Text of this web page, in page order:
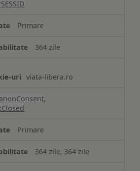
Primare
364 zile
viata-libera.ro
,
Primare
364 zile, 364 zile